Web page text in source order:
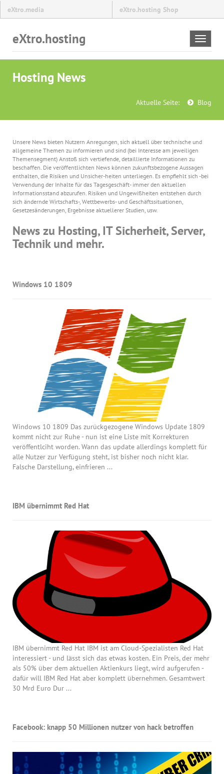
eXtro.media eXtro.hosting Shop
Toggle
eXtro.hosting
Hosting News
Aktuelle Seite: Blog
Unsere News bieten Nutzern Anregungen, sich aktuell über technische und
allgemeine Themen zu informieren und sind (bei Interesse am jeweiligen
Themensegment) Anstoß sich vertiefende, detaillierte Informationen zu
beschaffen. Die veröffentlichten News können zukunftsbezogene Aussagen
enthalten, die Risiken und Unsicher-heiten unterliegen. Es empfiehlt sich -bei
Verwendung der Inhalte für das Tagesgeschäft- immer den aktuellen
Informationsstand abzurufen. Risiken und Ungewißheiten entstehen durch
sich ändernde Wirtschafts-, Wettbewerbs- und Geschäftssituationen,
Gesetzesänderungen, Ergebnisse aktuellerer Studien, usw.
News zu Hosting, IT Sicherheit, Server,
Technik und mehr.
Windows 10 1809
Windows 10 1809 Das zurückgezogene Windows Update 1809
kommt nicht zur Ruhe - nun ist eine Liste mit Korrekturen
veröffentlciht worden. Wann das update allerdings komplett für
alle Nutzer zur Verfügung steht, ist bisher noch nicht klar.
Falsche Darstellung, einfrieren ...
IBM übernimmt Red Hat
IBM übernimmt Red Hat IBM ist am Cloud-Spezialisten Red Hat
interessiert - und lässt sich das etwas kosten. Ein Preis, der mehr
als 50% über dem aktuellen Aktienkurs liegt, wird aufgerufen -
dafür will IBM Red Hat aber komplett übernehmen. Gesamtwert
30 Mrd Euro Dur ...
Facebook: knapp 50 Millionen nutzer von hack betroffen